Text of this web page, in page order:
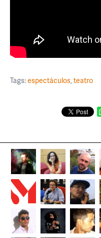
Tags:espectáculos,teatro